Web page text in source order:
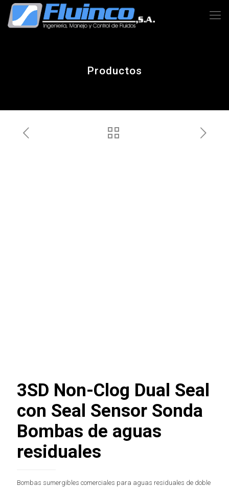
Productos
3SD Non-Clog Dual Seal
con Seal Sensor Sonda
Bombas de aguas
residuales
Bombas sumergibles comerciales para aguas residuales de doble